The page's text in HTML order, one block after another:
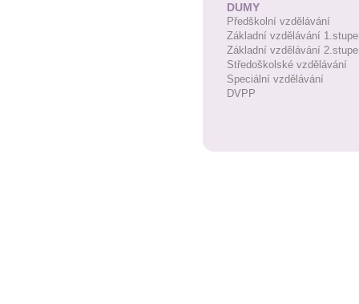
DUMY
Předškolní vzdělávání
Základní vzdělávání
Základní vzdělávání
Středoškolské vzdělávání
Speciální vzdělávání
DVPP